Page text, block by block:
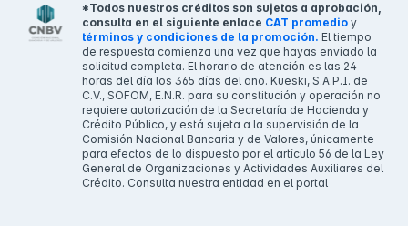
*Todos nuestros créditos son sujetos a aprobación,
consulta en el siguiente enlace CAT promedio y
términos y condiciones de la promoción. El tiempo
de respuesta comienza una vez que hayas enviado la
solicitud completa. El horario de atención es las 24
horas del día los 365 días del año. Kueski, S.A.P.I. de
C.V., SOFOM, E.N.R. para su constitución y operación no
requiere autorización de la Secretaría de Hacienda y
Crédito Público, y está sujeta a la supervisión de la
Comisión Nacional Bancaria y de Valores, únicamente
para efectos de lo dispuesto por el artículo 56 de la Ley
General de Organizaciones y Actividades Auxiliares del
Crédito. Consulta nuestra entidad en el portal